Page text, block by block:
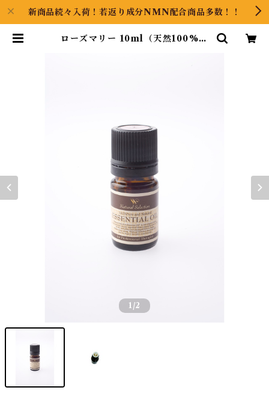
新商品続々入荷！若返り成分NMN配合商品多数！！
ローズマリー 10ml（天然100%）
1 /2